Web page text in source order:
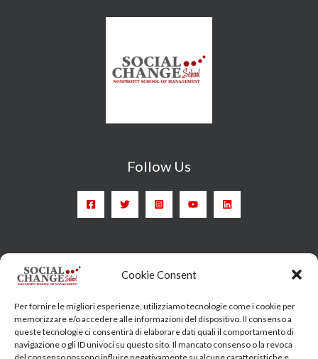
Cookie Consent
Per fornire le migliori esperienze, utilizziamo tecnologie come i cookie per
memorizzare e/o accedere alle informazioni del dispositivo. Il consenso a
queste tecnologie ci consentirà di elaborare dati quali il comportamento di
navigazione o gli ID univoci su questo sito. Il mancato consenso o la revoca
Follow Us
Head Quarter: Spain – Calle Arrieta, 9 - 28013 Madrid
7 - 00185 Roma
socialchangeschool@socialchangeschool.org